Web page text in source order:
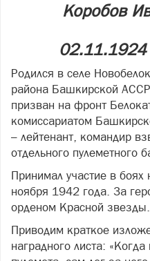
Коробов
Родился в селе
района Башкирской
призван на фронт
комиссариатом
– лейтенант, командир
отдельного пулеметного
Принимал участие в
ноября 1942 года. За
орденом Красной звезды.
Приводим краткое
наградного листа: